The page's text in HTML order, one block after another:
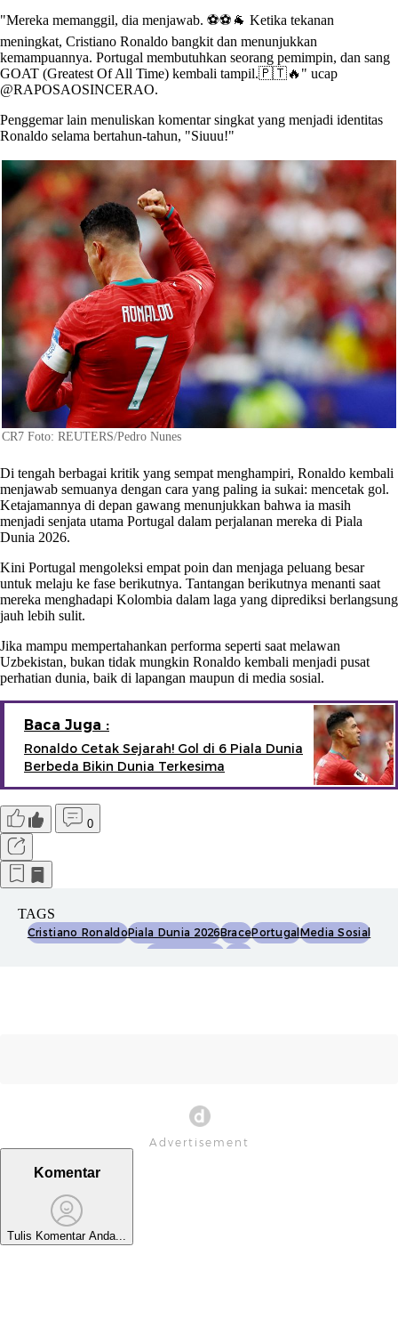
"Mereka memanggil, dia menjawab. ⚽⚽🐐 Ketika tekanan
meningkat, Cristiano Ronaldo bangkit dan menunjukkan
kemampuannya. Portugal membutuhkan seorang pemimpin, dan sang
GOAT (Greatest Of All Time) kembali tampil.🇵🇹🔥" ucap
@RAPOSAOSINCERAO.
Penggemar lain menuliskan komentar singkat yang menjadi identitas
Ronaldo selama bertahun-tahun, "Siuuu!"
CR7 Foto: REUTERS/Pedro Nunes
Di tengah berbagai kritik yang sempat menghampiri, Ronaldo kembali
menjawab semuanya dengan cara yang paling ia sukai: mencetak gol.
Ketajamannya di depan gawang menunjukkan bahwa ia masih
menjadi senjata utama Portugal dalam perjalanan mereka di Piala
Dunia 2026.
Kini Portugal mengoleksi empat poin dan menjaga peluang besar
untuk melaju ke fase berikutnya. Tantangan berikutnya menanti saat
mereka menghadapi Kolombia dalam laga yang diprediksi berlangsung
jauh lebih sulit.
Jika mampu mempertahankan performa seperti saat melawan
Uzbekistan, bukan tidak mungkin Ronaldo kembali menjadi pusat
perhatian dunia, baik di lapangan maupun di media sosial.
Baca Juga :
Ronaldo Cetak Sejarah! Gol di 6 Piala Dunia
Berbeda Bikin Dunia Terkesima
0
TAGS
Cristiano RonaldoPiala Dunia 2026BracePortugalMedia Sosial
Komentar
Tulis Komentar Anda...